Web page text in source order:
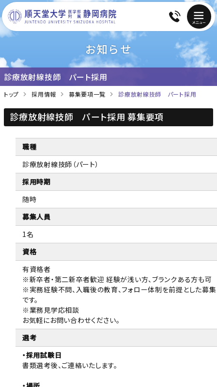
お知らせ
診療放射線技師 パート採用
トップ 採用情報 募集要項一覧 診療放射線技師 パート採用
診療放射線技師 パート採用 募集要項
職種
診療放射線技師（パート）
採用時期
随時
募集人員
1名
資格
有資格者
※新卒者・第二新卒者歓迎 経験が浅い方、ブランクある方も可
※実務経験不問、入職後の教育、フォロー体制を前提とした募集
です。
※業務見学応相談
お気軽にお問い合わせください。
選考
・採用試験日
書類選考後、ご連絡いたします。